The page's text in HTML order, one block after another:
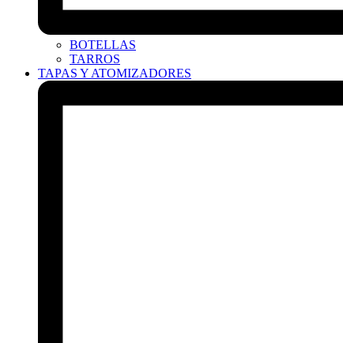
BOTELLAS
TARROS
TAPAS Y ATOMIZADORES